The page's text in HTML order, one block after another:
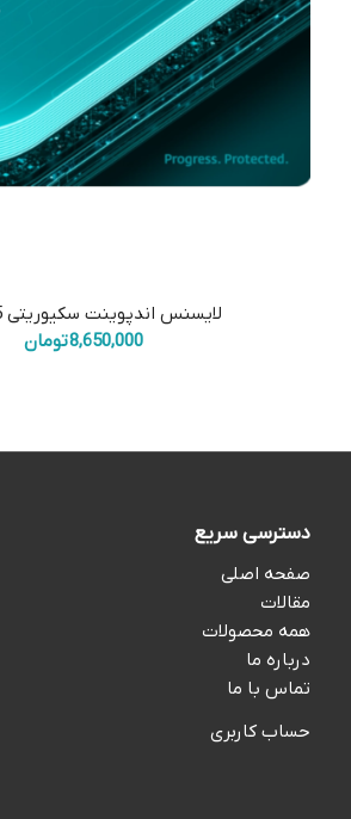
لایسنس اندپوینت سکیوریتی 5 کاربره
8,650,000تومان
دسترسی سریع
صفحه اصلی
مقالات
همه محصولات
درباره ما
تماس با ما
حساب کاربری